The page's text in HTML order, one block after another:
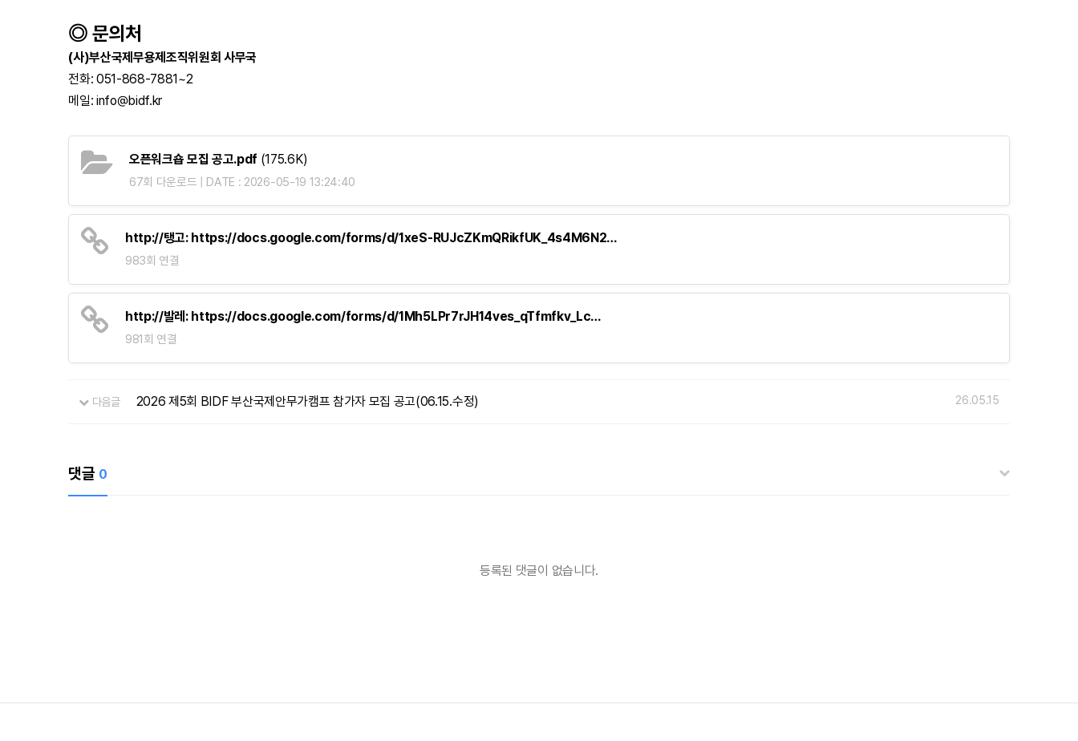
◎ 문의처
(사)부산국제무용제조직위원회 사무국
전화: 051-868-7881~2
메일: info@bidf.kr
오픈워크숍 모집 공고.pdf (175.6K)
67회 다운로드 | DATE : 2026-05-19 13:24:40
http://탱고: https://docs.google.com/forms/d/1xeS-RUJcZKmQRikfUK_4s4M6N2…
983회 연결
http://발레: https://docs.google.com/forms/d/1Mh5LPr7rJH14ves_qTfmfkv_Lc…
981회 연결
다음글 2026 제5회 BIDF 부산국제안무가캠프 참가자 모집 공고(06.15.수정) 26.05.15
댓글 0
등록된 댓글이 없습니다.